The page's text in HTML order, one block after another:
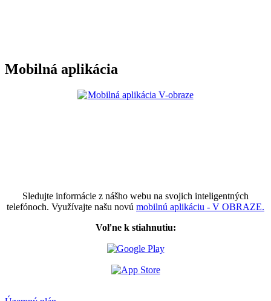
Mobilná aplikácia
Sledujte informácie z nášho webu na svojich inteligentných
telefónoch. Využívajte našu novú mobilnú aplikáciu - V OBRAZE.
Voľne k stiahnutiu: